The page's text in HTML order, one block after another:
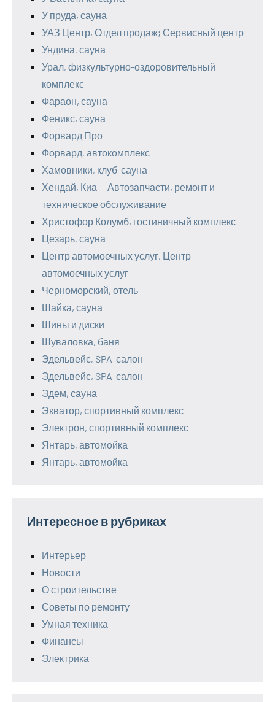
У пруда, сауна
УАЗ Центр, Отдел продаж; Сервисный центр
Ундина, сауна
Урал, физкультурно-оздоровительный
комплекс
Фараон, сауна
Феникс, сауна
Форвард Про
Форвард, автокомплекс
Хамовники, клуб-сауна
Хендай, Киа — Автозапчасти, ремонт и
техническое обслуживание
Христофор Колумб, гостиничный комплекс
Цезарь, сауна
Центр автомоечных услуг, Центр
автомоечных услуг
Черноморский, отель
Шайка, сауна
Шины и диски
Шуваловка, баня
Эдельвейс, SPA-салон
Эдельвейс, SPA-салон
Эдем, сауна
Экватор, спортивный комплекс
Электрон, спортивный комплекс
Янтарь, автомойка
Янтарь, автомойка
Интересное в рубриках
Интерьер
Новости
О строительстве
Советы по ремонту
Умная техника
Финансы
Электрика